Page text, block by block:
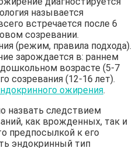
называется
встречается после 6
созревании.
(режим, правила подхода).
зарождается в: раннем
возрасте (5-7
созревания (12-16 лет).
ожирения.
назвать следствием
как врожденных, так и
предпосылкой к его
эндокринный тип